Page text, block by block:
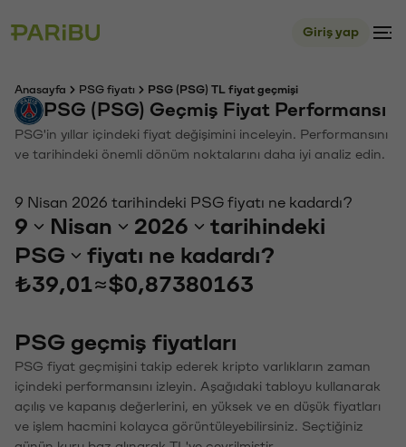
Giriş yap
Anasayfa PSG fiyatı PSG (PSG) TL fiyat geçmişi
PSG (PSG) Geçmiş Fiyat Performansı
PSG'in yıllar içindeki fiyat değişimini inceleyin. Performansını
ve tarihindeki önemli dönüm noktalarını daha iyi analiz edin.
9 Nisan 2026 tarihindeki PSG fiyatı ne kadardı?
9 Nisan 2026
tarihindeki
PSG
fiyatı ne kadardı?
₺39,01≈$0,87380163
PSG geçmiş fiyatları
PSG fiyat geçmişini takip ederek kripto varlıkların zaman
içindeki performansını izleyin. Aşağıdaki tabloyu kullanarak
açılış ve kapanış değerlerini, en yüksek ve en düşük fiyatları
ve işlem hacmini kolayca görüntüleyebilirsiniz. Seçtiğiniz